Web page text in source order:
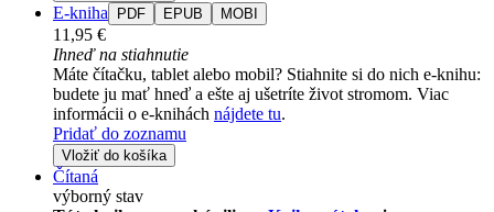
E-kniha PDF EPUB MOBI
11,95 €
Ihneď na stiahnutie
Máte čítačku, tablet alebo mobil? Stiahnite si do nich e-knihu:
budete ju mať hneď a ešte aj ušetríte život stromom. Viac
informácii o e-knihách nájdete tu.
Pridať do zoznamu
Vložiť do košíka
Čítaná
výborný stav